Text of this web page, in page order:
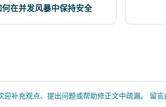
在并发风暴中保持安全
迎补充观点、提出问题或帮助修正文中疏漏。 留